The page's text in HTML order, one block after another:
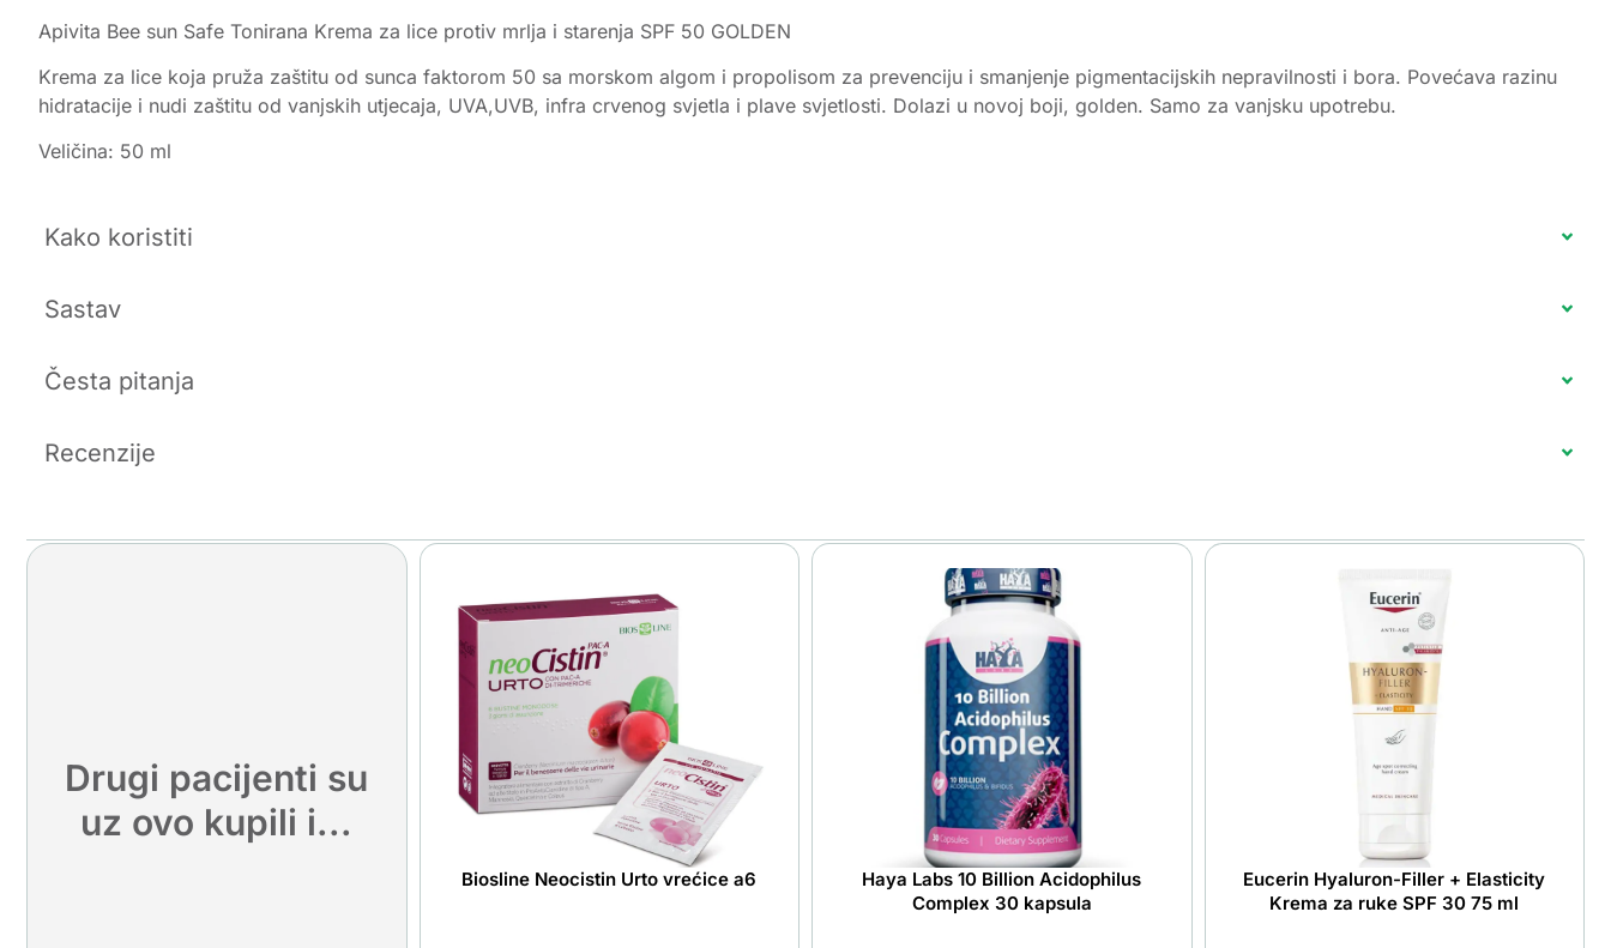
Apivita Bee sun Safe Tonirana Krema za lice protiv mrlja i starenja SPF 50 GOLDEN
Krema za lice koja pruža zaštitu od sunca faktorom 50 sa morskom algom i propolisom za prevenciju i smanjenje pigmentacijskih nepravilnosti i bora. Povećava razinu
hidratacije i nudi zaštitu od vanjskih utjecaja, UVA,UVB, infra crvenog svjetla i plave svjetlosti. Dolazi u novoj boji, golden. Samo za vanjsku upotrebu.
Veličina: 50 ml
Kako koristiti
Sastav
Česta pitanja
Recenzije
Drugi pacijenti su
uz ovo kupili i...
Biosline Neocistin Urto vrećice a6
Haya Labs 10 Billion Acidophilus
Complex 30 kapsula
Eucerin Hyaluron-Filler + Elasticity
Krema za ruke SPF 30 75 ml